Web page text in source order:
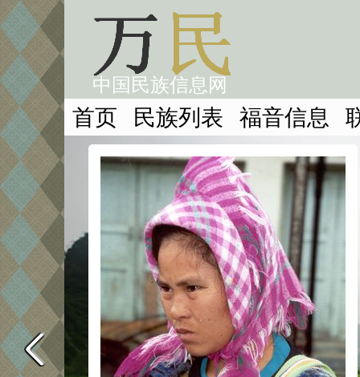
中国民族信息网
首页 民族列表 福音信息